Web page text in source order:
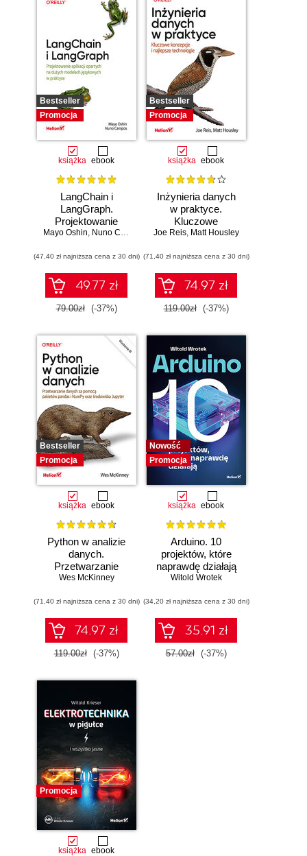
Bestseller
Promocja
książka ebook
LangChain i
LangGraph.
Projektowanie
aplikacji opartych
modelach
językowych w
praktyce
Mayo Oshin, Nuno Campos
(47,40 zł najniższa cena z 30 dni)
49.77 zł
79.00zł (-37%)
Bestseller
Promocja
książka ebook
Inżynieria danych
w praktyce.
Kluczowe
koncepcje i
technologie
Joe Reis, Matt Housley
(71,40 zł najniższa cena z 30 dni)
74.97 zł
119.00zł (-37%)
Bestseller
Promocja
książka ebook
Python w analizie
danych.
Przetwarzanie
danych za pomocą
NumPy oraz
środowiska
Jupyter. Wydanie
III
Wes McKinney
(71,40 zł najniższa cena z 30 dni)
74.97 zł
119.00zł (-37%)
Nowość
Promocja
książka ebook
Arduino. 10
projektów, które
naprawdę działają
Witold Wrotek
(34,20 zł najniższa cena z 30 dni)
35.91 zł
57.00zł (-37%)
Promocja
książka ebook